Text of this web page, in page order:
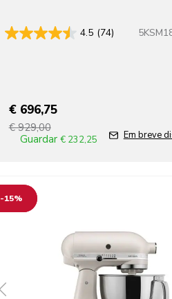
4.5 (74)
€ 696,75
€ 929,00
Guardar € 232,25 Em breve
-15%